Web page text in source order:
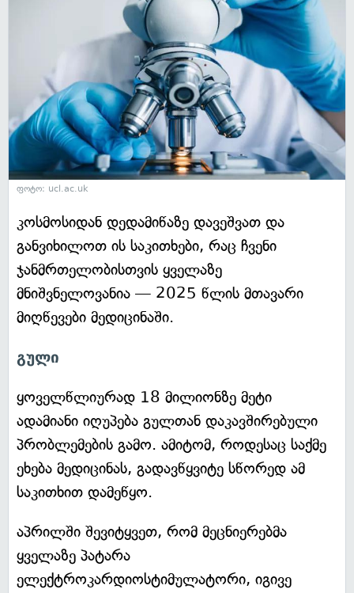
ფოტო: ucl.ac.uk
კოსმოსიდან დედამიწაზე დავეშვათ და
განვიხილოთ ის საკითხები, რაც ჩვენი
ჯანმრთელობისთვის ყველაზე
მნიშვნელოვანია — 2025 წლის მთავარი
მიღწევები მედიცინაში.
გული
ყოველწლიურად 18 მილიონზე მეტი
ადამიანი იღუპება გულთან დაკავშირებული
პრობლემების გამო. ამიტომ, როდესაც საქმე
ეხება მედიცინას, გადავწყვიტე სწორედ ამ
საკითხით დამეწყო.
აპრილში შევიტყვეთ, რომ მეცნიერებმა
ყველაზე პატარა
ელექტროკარდიოსტიმულატორი, იგივე